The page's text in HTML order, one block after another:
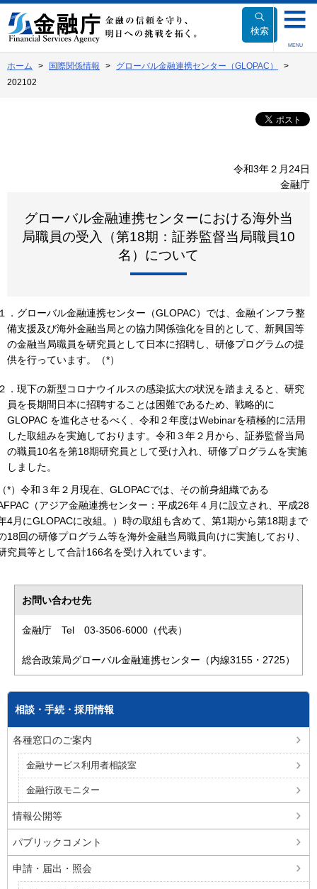
文
へ
動
検索
MENU
ホーム 国際関係情報
グローバル金融連携センター（GLOPAC）
202102
令和3年２月24日
金融庁
グローバル金融連携センターにおける海外当
局職員の受入（第18期：証券監督当局職員10
名）について
．グローバル金融連携センター（GLOPAC）では、金融インフラ整
備支援及び海外金融当局との協力関係強化を目的として、新興国等
の金融当局職員を研究員として日本に招聘し、研修プログラムの提
供を行っています。（*）
．現下の新型コロナウイルスの感染拡大の状況を踏まえると、研究
員を長期間日本に招聘することは困難であるため、戦略的に
GLOPAC を進化させるべく、令和２年度はWebinarを積極的に活用
した取組みを実施しております。令和３年２月から、証券監督当局
の職員10名を第18期研究員として受け入れ、研修プログラムを実施
しました。
*）令和３年２月現在、GLOPACでは、その前身組織である
（アジア金融連携センター：平成26年４月に設立され、平成28
4月にGLOPACに改組。）時の取組も含めて、第1期から第18期まで
18回の研修プログラム等を海外金融当局職員向けに実施しており、
究員等として合計166名を受け入れています。
お問い合わせ先
金融庁 Tel 03-3506-6000（代表）
総合政策局グローバル金融連携センター（内線3155・2725）
相談・手続・採用情報
各種窓口のご案内
金融サービス利用者相談室
金融行政モニター
情報公開等
パブリックコメント
申請・届出・照会